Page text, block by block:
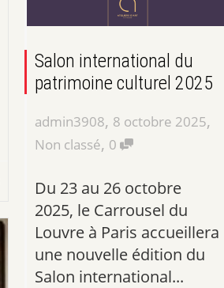
Salon international du
patrimoine culturel 2025
admin3908, 8 octobre 2025,
Non classé, 0
Du 23 au 26 octobre
2025, le Carrousel du
Louvre à Paris accueillera
une nouvelle édition du
Salon international...